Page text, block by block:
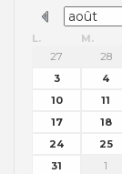
L. M.
27
28
3
4
10
11
17
18
24
25
31
1